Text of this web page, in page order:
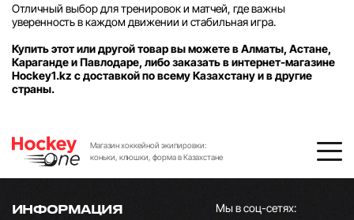
Отличный выбор для тренировок и матчей, где важны
уверенность в каждом движении и стабильная игра.
Купить этот или другой товар вы можете в Алматы, Астане,
Караганде и Павлодаре, либо заказать в интернет-магазине
Hockey1.kz с доставкой по всему Казахстану и в другие
страны.
Магазин хоккейной экипировки:
коньки, клюшки, форма в Казахстане
ИНФОРМАЦИЯ Мы в соц-сетях: